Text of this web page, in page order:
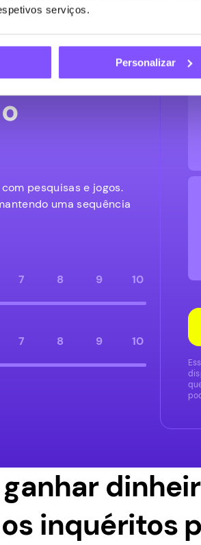
serviços.
Personalizar
com
pesquisas e jogos.
uma sequência
7 8 9 10
7 8 9 10
inquéritos